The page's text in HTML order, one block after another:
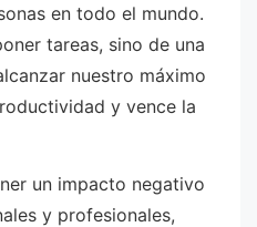
en todo el mundo.
tareas, sino de una
nuestro máximo
y vence la
un impacto negativo
y profesionales,